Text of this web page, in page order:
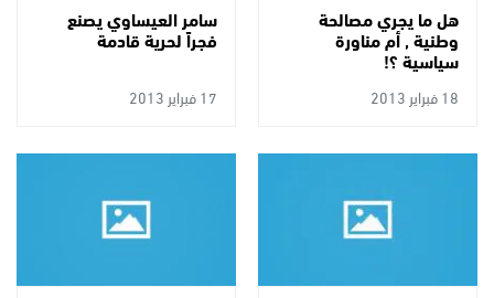
هل ما يجري مصالحة
وطنية , أم مناورة
سياسية ؟!
18 فبراير 2013
سامر العيساوي يصنع
فجراً لحرية قادمة
17 فبراير 2013